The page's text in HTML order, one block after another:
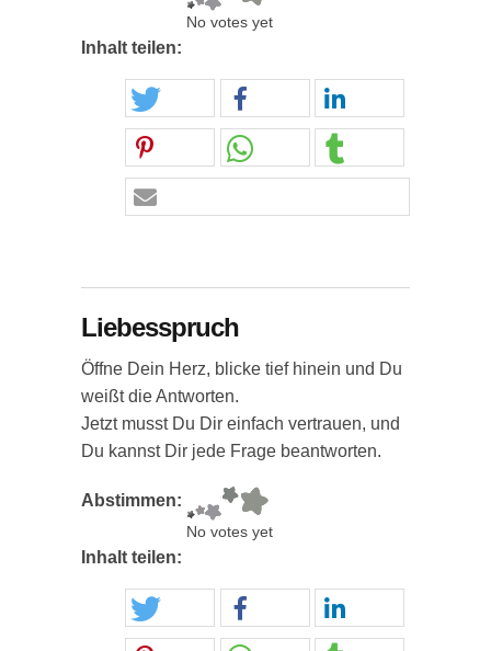
No votes yet
Inhalt teilen:
Liebesspruch
Öffne Dein Herz, blicke tief hinein und Du
weißt die Antworten.
Jetzt musst Du Dir einfach vertrauen, und
Du kannst Dir jede Frage beantworten.
Abstimmen:
No votes yet
Inhalt teilen: